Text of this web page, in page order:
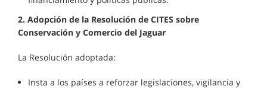
2. Adopción de la Resolución de CITES sobre
Conservación y Comercio del Jaguar
La Resolución adoptada:
Insta a los países a reforzar legislaciones, vigilancia y